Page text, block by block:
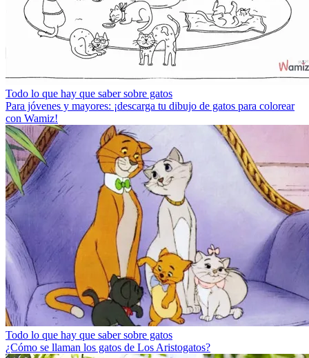
Todo lo que hay que saber sobre gatos
Para jóvenes y mayores: ¡descarga tu dibujo de gatos para colorear
con Wamiz!
Todo lo que hay que saber sobre gatos
¿Cómo se llaman los gatos de Los Aristogatos?